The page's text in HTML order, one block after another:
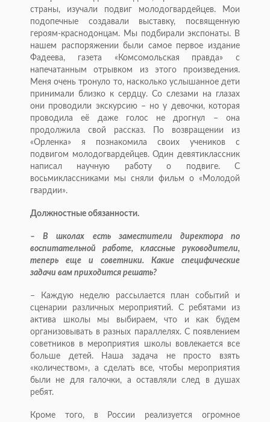
страны, изучали подвиг молодогвардейцев. Мои
подопечные создавали выставку, посвященную
героям-краснодонцам. Мы подбирали экспонаты. В
нашем распоряжении были самое первое издание
Фадеева, газета «Комсомольская правда» с
напечатанным отрывком из этого произведения.
Меня очень тронуло то, насколько услышанное дети
принимали близко к сердцу. Со слезами на глазах
они проводили экскурсию – но у девочки, которая
проводила её даже голос не дрогнул – она
продолжила свой рассказ. По возвращении из
«Орленка» я познакомила своих учеников с
подвигом молодогвардейцев. Один девятиклассник
написал научную работу о подвиге. С
восьмиклассниками мы сняли фильм о «Молодой
гвардии».
Должностные обязанности.
– В школах есть заместители директора по
воспитательной работе, классные руководители,
теперь еще и советники. Какие специфические
задачи вам приходится решать?
– Каждую неделю рассылается план событий и
сценарии различных мероприятий. С ребятами из
актива школы мы выбираем, что и как будем
организовывать в разных параллелях. С появлением
советников в мероприятия школы вовлекается все
больше детей. Наша задача не просто взять
«количеством», а сделать все, чтобы мероприятия
были не для галочки, а оставляли след в душах
ребят.
Кроме того, в России реализуется огромное